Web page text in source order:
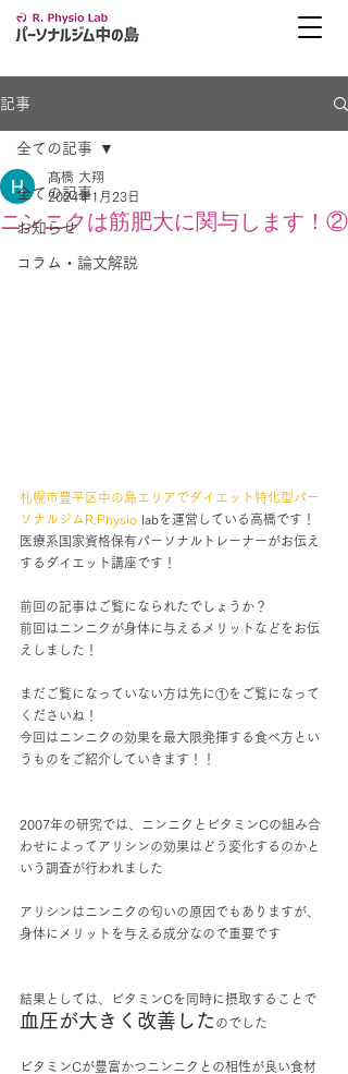
記事
全ての記事
お知らせ
コラム・論文解説
全ての記事
ニンニクは筋肥大に関与します！②
髙橋 大翔
2024年1月23日
札幌市豊平区中の島エリアでダイエット特化型パー
ソナルジムR.Physio labを運営している高橋です！
医療系国家資格保有パーソナルトレーナーがお伝え
するダイエット講座です！
前回の記事はご覧になられたでしょうか？
前回はニンニクが身体に与えるメリットなどをお伝
えしました！
まだご覧になっていない方は先に①をご覧になって
くださいね！
今回はニンニクの効果を最大限発揮する食べ方とい
うものをご紹介していきます！！
2007年の研究では、ニンニクとビタミンCの組み合
わせによってアリシンの効果はどう変化するのかと
いう調査が行われました
アリシンはニンニクの匂いの原因でもありますが、
身体にメリットを与える成分なので重要です
結果としては、ビタミンCを同時に摂取することで
血圧が大きく改善した のでした
ビタミンCが豊富かつニンニクとの相性が良い食材